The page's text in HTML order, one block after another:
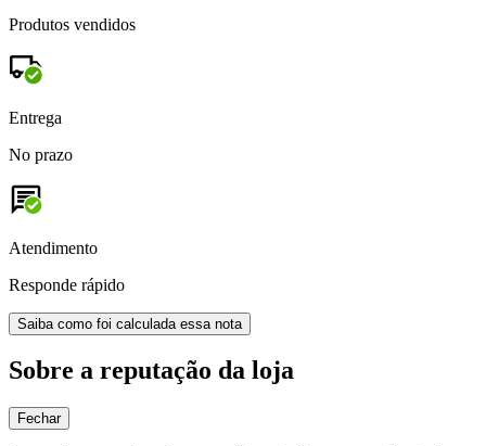
Produtos vendidos
Entrega
No prazo
Atendimento
Responde rápido
Saiba como foi calculada essa nota
Sobre a reputação da loja
Fechar